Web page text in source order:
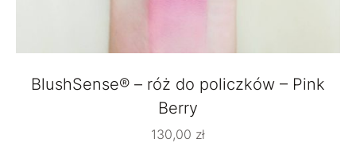
BlushSense® – róż do policzków – Pink
Berry
130,00 zł